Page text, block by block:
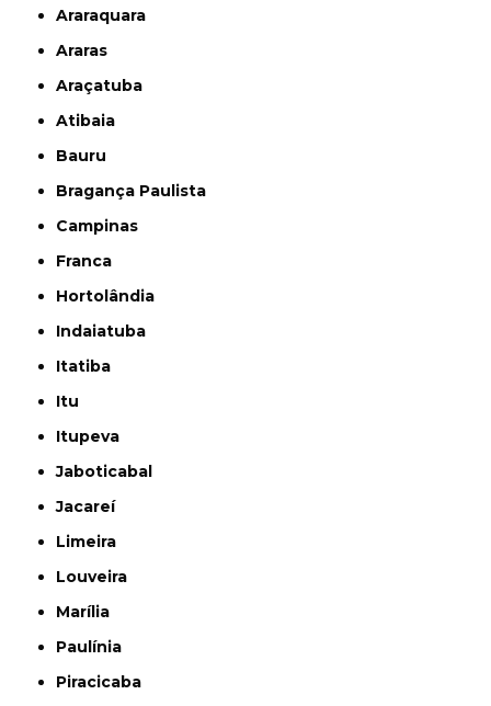
Araraquara
Araras
Araçatuba
Atibaia
Bauru
Bragança Paulista
Campinas
Franca
Hortolândia
Indaiatuba
Itatiba
Itu
Itupeva
Jaboticabal
Jacareí
Limeira
Louveira
Marília
Paulínia
Piracicaba